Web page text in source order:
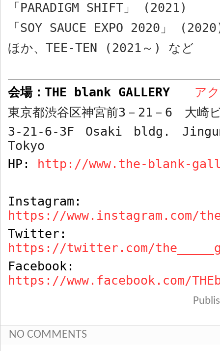
「 PARADIGM SHIFT 」
(2021)
「 SOY SAUCE EXPO 2020 」
ほか、 TEE-TEN (2021 ～ ) など
会場： THE blank GALLERY
ア
東京都渋谷区神宮前3 － 21 － 6 大崎
3-21-6-3F Osaki bldg.
Tokyo
HP:
http://www.the-blank-
Instagram:
https://www.instagram.com/
Twitter:
https://twitter.com/
Facebook:
https://www.facebook.com/
NO COMMENTS